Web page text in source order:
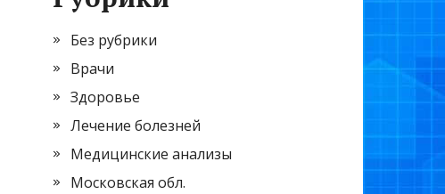
Без рубрики
Врачи
Здоровье
Лечение болезней
Медицинские анализы
Московская обл.